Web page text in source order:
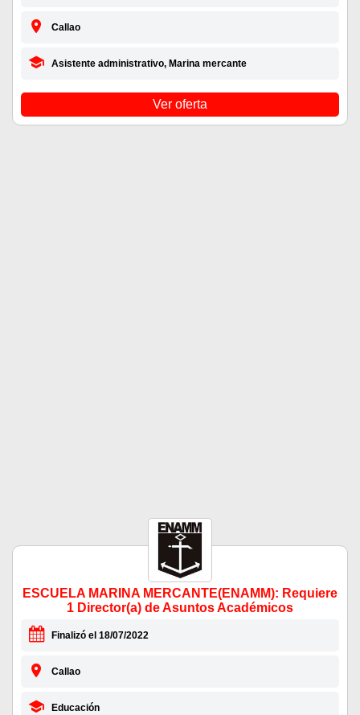
Callao
Asistente administrativo, Marina mercante
Ver oferta
ESCUELA MARINA MERCANTE(ENAMM): Requiere
1 Director(a) de Asuntos Académicos
Finalizó el 18/07/2022
Callao
Educación